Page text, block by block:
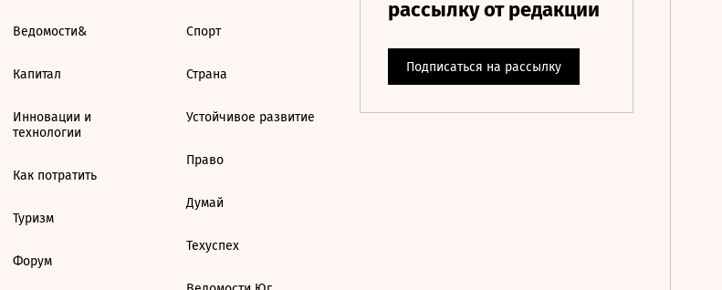
Ведомости&
Капитал
Инновации и
технологии
Как потратить
Туризм
Форум
Спорт
Страна
Устойчивое развитие
Право
Думай
Техуспех